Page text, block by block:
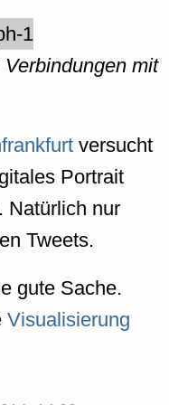
mit
versucht
Portrait
Natürlich nur
Tweets.
gute Sache.
Visualisierung